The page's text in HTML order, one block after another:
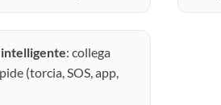
intelligente: collega
(torcia, SOS, app,